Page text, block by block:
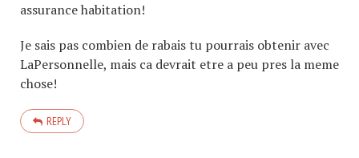
assurance habitation!
Je sais pas combien de rabais tu pourrais obtenir avec
LaPersonnelle, mais ca devrait etre a peu pres la meme
chose!
REPLY